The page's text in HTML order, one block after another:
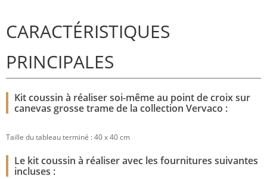
CARACTÉRISTIQUES
PRINCIPALES
Kit coussin à réaliser soi-même au point de croix sur
canevas grosse trame de la collection Vervaco :
Taille du tableau terminé : 40 x 40 cm
Le kit coussin à réaliser avec les fournitures suivantes
incluses :